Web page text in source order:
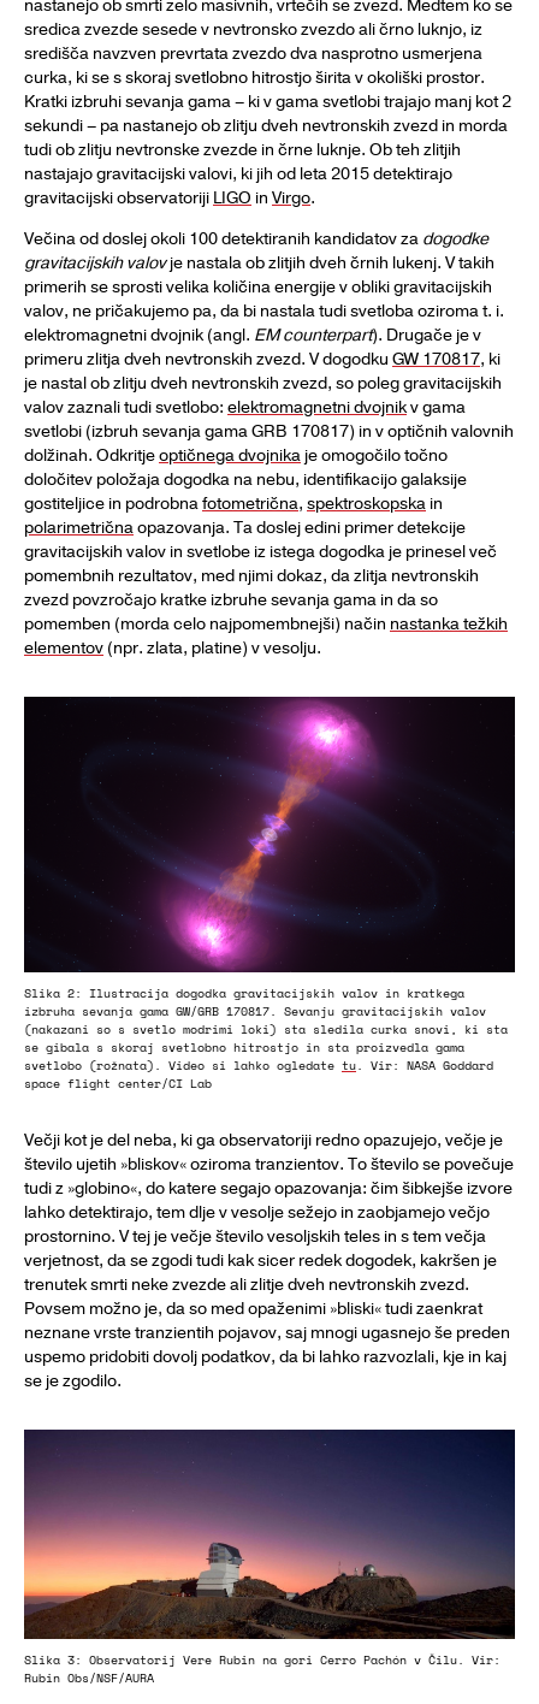
nastanejo ob smrti zelo masivnih, vrtečih se zvezd. Medtem ko se
sredica zvezde sesede v nevtronsko zvezdo ali črno luknjo, iz
središča navzven prevrtata zvezdo dva nasprotno usmerjena
curka, ki se s skoraj svetlobno hitrostjo širita v okoliški prostor.
Kratki izbruhi sevanja gama – ki v gama svetlobi trajajo manj kot 2
sekundi – pa nastanejo ob zlitju dveh nevtronskih zvezd in morda
tudi ob zlitju nevtronske zvezde in črne luknje. Ob teh zlitjih
nastajajo gravitacijski valovi, ki jih od leta 2015 detektirajo
gravitacijski observatoriji LIGO in Virgo.
Večina od doslej okoli 100 detektiranih kandidatov za dogodke
gravitacijskih valovje nastala ob zlitjih dveh črnih lukenj. V takih
primerih se sprosti velika količina energije v obliki gravitacijskih
valov, ne pričakujemo pa, da bi nastala tudi svetloba oziroma t. i.
elektromagnetni dvojnik (angl. EM counterpart). Drugače je v
primeru zlitja dveh nevtronskih zvezd. V dogodku GW 170817, ki
je nastal ob zlitju dveh nevtronskih zvezd, so poleg gravitacijskih
valov zaznali tudi svetlobo: elektromagnetni dvojnikv gama
svetlobi (izbruh sevanja gama GRB 170817) in v optičnih valovnih
dolžinah. Odkritjeoptičnega dvojnika je omogočilo točno
določitev položaja dogodka na nebu, identifikacijo galaksije
gostiteljice in podrobnafotometrična, spektroskopska in
polarimetričnaopazovanja. Ta doslej edini primer detekcije
gravitacijskih valov in svetlobe iz istega dogodka je prinesel več
pomembnih rezultatov, med njimi dokaz, da zlitja nevtronskih
zvezd povzročajo kratke izbruhe sevanja gama in da so
pomemben (morda celo najpomembnejši) način nastanka težkih
elementov (npr. zlata, platine) v vesolju.
Slika 2: Ilustracija dogodka gravitacijskih valov in kratkega
izbruha sevanja gama GW/GRB 170817. Sevanju gravitacijskih valov
(nakazani so s svetlo modrimi loki) sta sledila curka snovi, ki sta
se gibala s skoraj svetlobno hitrostjo in sta proizvedla gama
svetlobo (rožnata). Video si lahko ogledate tu. Vir: NASA Goddard
space flight center/CI Lab
Večji kot je del neba, ki ga observatoriji redno opazujejo, večje je
število ujetih »bliskov« oziroma tranzientov. To število se povečuje
tudi z »globino«, do katere segajo opazovanja: čim šibkejše izvore
lahko detektirajo, tem dlje v vesolje sežejo in zaobjamejo večjo
prostornino. V tej je večje število vesoljskih teles in s tem večja
verjetnost, da se zgodi tudi kak sicer redek dogodek, kakršen je
trenutek smrti neke zvezde ali zlitje dveh nevtronskih zvezd.
Povsem možno je, da so med opaženimi »bliski« tudi zaenkrat
neznane vrste tranzientih pojavov, saj mnogi ugasnejo še preden
uspemo pridobiti dovolj podatkov, da bi lahko razvozlali, kje in kaj
se je zgodilo.
Slika 3: Observatorij Vere Rubin na gori Cerro Pachón v Čilu. Vir:
Rubin Obs/NSF/AURA